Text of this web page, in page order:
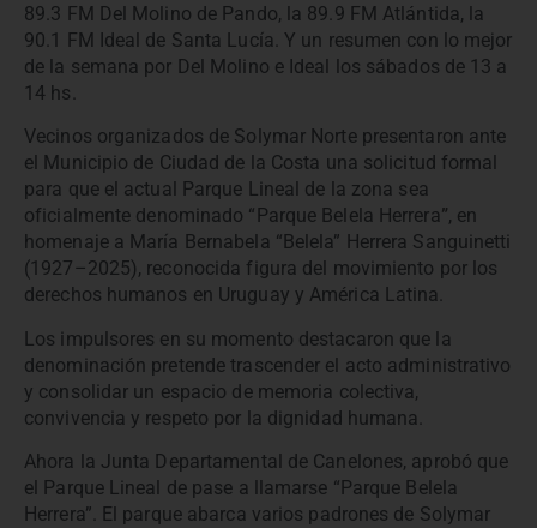
89.3 FM Del Molino de Pando, la 89.9 FM Atlántida, la
90.1 FM Ideal de Santa Lucía. Y un resumen con lo mejor
de la semana por Del Molino e Ideal los sábados de 13 a
14 hs.
Vecinos organizados de Solymar Norte presentaron ante
el Municipio de Ciudad de la Costa una solicitud formal
para que el actual Parque Lineal de la zona sea
oficialmente denominado “Parque Belela Herrera”, en
homenaje a María Bernabela “Belela” Herrera Sanguinetti
(1927–2025), reconocida figura del movimiento por los
derechos humanos en Uruguay y América Latina.
Los impulsores en su momento destacaron que la
denominación pretende trascender el acto administrativo
y consolidar un espacio de memoria colectiva,
convivencia y respeto por la dignidad humana.
Ahora la Junta Departamental de Canelones, aprobó que
el Parque Lineal de pase a llamarse “Parque Belela
Herrera”. El parque abarca varios padrones de Solymar